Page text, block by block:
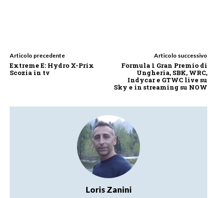
Articolo precedente
Extreme E: Hydro X-Prix
Scozia in tv
Articolo successivo
Formula 1 Gran Premio di
Ungheria, SBK, WRC,
Indycar e GTWC live su
Sky e in streaming su NOW
Loris Zanini